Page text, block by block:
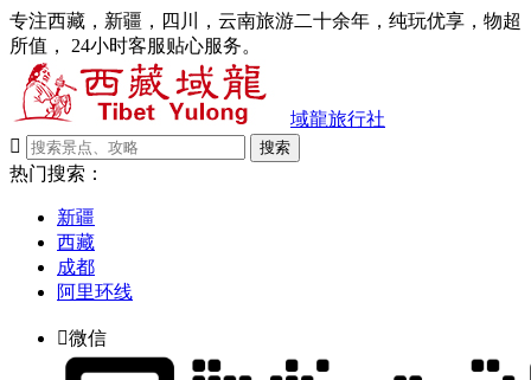
专注西藏，新疆，四川，云南旅游二十余年，纯玩优享，物超
所值， 24小时客服贴心服务。
域龍旅行社

搜索
热门搜索：
新疆
西藏
成都
阿里环线
微信